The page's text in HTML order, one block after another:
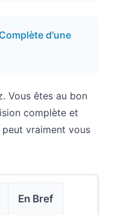
d'une
Vous êtes au bon
complète et
vraiment vous
En Bref